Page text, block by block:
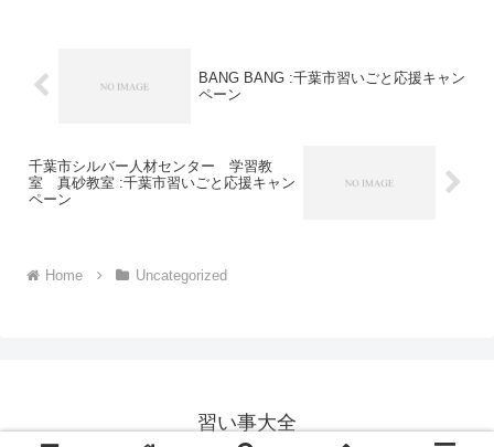
BANG BANG :千葉市習いごと応援キャン
ペーン
千葉市シルバー人材センター 学習教
室 真砂教室 :千葉市習いごと応援キャン
ペーン
Home Uncategorized
習い事大全